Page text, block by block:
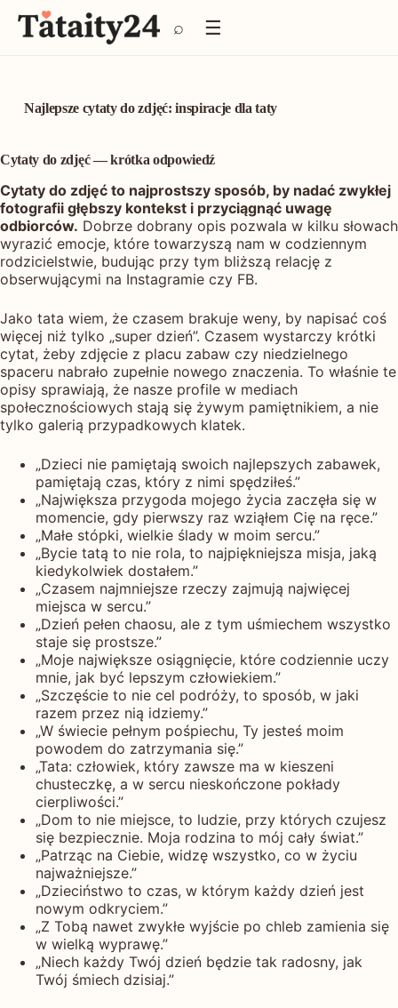
P
r
d
o
r
e
ś
c
i
⌕ ☰
Najlepsze cytaty do zdjęć: inspiracje dla taty
Cytaty do zdjęć — krótka odpowiedź
Cytaty do zdjęć to najprostszy sposób, by nadać zwykłej
fotografii głębszy kontekst i przyciągnąć uwagę
odbiorców. Dobrze dobrany opis pozwala w kilku słowach
wyrazić emocje, które towarzyszą nam w codziennym
rodzicielstwie, budując przy tym bliższą relację z
obserwującymi na Instagramie czy FB.
Jako tata wiem, że czasem brakuje weny, by napisać coś
więcej niż tylko „super dzień”. Czasem wystarczy krótki
cytat, żeby zdjęcie z placu zabaw czy niedzielnego
spaceru nabrało zupełnie nowego znaczenia. To właśnie te
opisy sprawiają, że nasze profile w mediach
społecznościowych stają się żywym pamiętnikiem, a nie
tylko galerią przypadkowych klatek.
„Dzieci nie pamiętają swoich najlepszych zabawek,
pamiętają czas, który z nimi spędziłeś.”
„Największa przygoda mojego życia zaczęła się w
momencie, gdy pierwszy raz wziąłem Cię na ręce.”
„Małe stópki, wielkie ślady w moim sercu.”
„Bycie tatą to nie rola, to najpiękniejsza misja, jaką
kiedykolwiek dostałem.”
„Czasem najmniejsze rzeczy zajmują najwięcej
miejsca w sercu.”
„Dzień pełen chaosu, ale z tym uśmiechem wszystko
staje się prostsze.”
„Moje największe osiągnięcie, które codziennie uczy
mnie, jak być lepszym człowiekiem.”
„Szczęście to nie cel podróży, to sposób, w jaki
razem przez nią idziemy.”
„W świecie pełnym pośpiechu, Ty jesteś moim
powodem do zatrzymania się.”
„Tata: człowiek, który zawsze ma w kieszeni
chusteczkę, a w sercu nieskończone pokłady
cierpliwości.”
„Dom to nie miejsce, to ludzie, przy których czujesz
się bezpiecznie. Moja rodzina to mój cały świat.”
„Patrząc na Ciebie, widzę wszystko, co w życiu
najważniejsze.”
„Dzieciństwo to czas, w którym każdy dzień jest
nowym odkryciem.”
„Z Tobą nawet zwykłe wyjście po chleb zamienia się
w wielką wyprawę.”
„Niech każdy Twój dzień będzie tak radosny, jak
Twój śmiech dzisiaj.”